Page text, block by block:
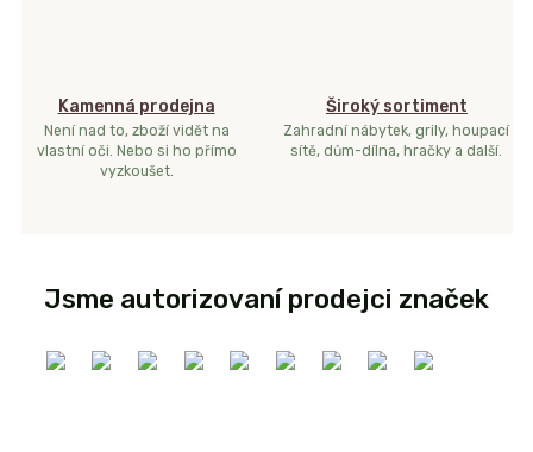
Kamenná prodejna
Není nad to, zboží vidět na
vlastní oči. Nebo si ho přímo
vyzkoušet.
Široký sortiment
Zahradní nábytek, grily, houpací
sítě, dům-dílna, hračky a další.
Jsme autorizovaní prodejci značek